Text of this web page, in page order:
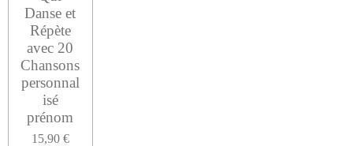
Danse et
Répète
avec 20
Chansons
personnal
isé
prénom
15,90 €